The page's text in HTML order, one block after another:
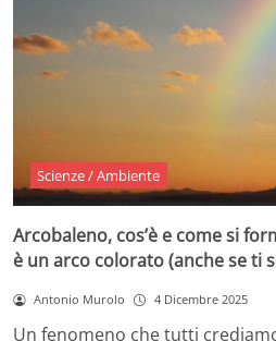
Scienze / Ambiente
Arcobaleno, cos’è e come si
è un arco colorato (anche se ti
Antonio Murolo 4 Dicembre 2025
Un fenomeno che tutti